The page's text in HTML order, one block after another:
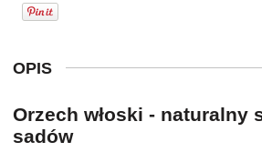
OPIS
Orzech włoski - naturalny
sadów